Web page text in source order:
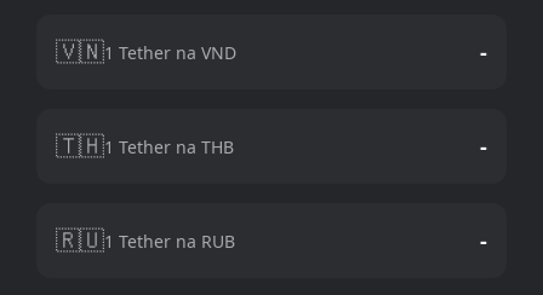
🇻🇳1 Tether na VND -
🇹🇭1 Tether na THB -
🇷🇺1 Tether na RUB -